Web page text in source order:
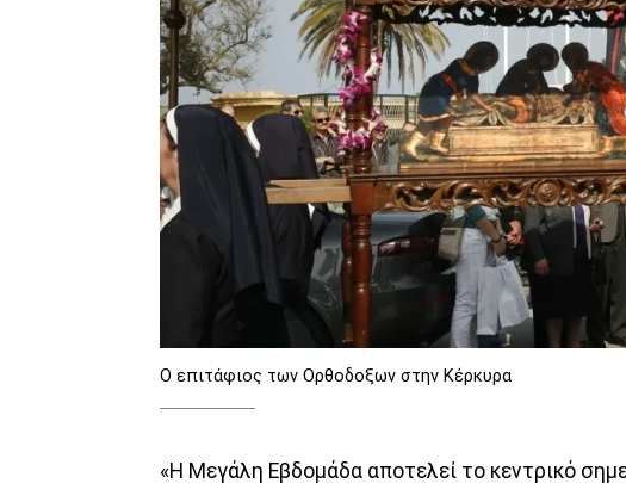
Ο επιτάφιος των Ορθοδοξων στην Κέρκυρα
«Η Μεγάλη Εβδομάδα αποτελεί το κεντρικό